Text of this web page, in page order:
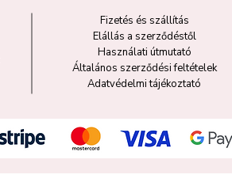
Fizetés és szállítás
Elállás a szerződéstől
Használati útmutató
Általános szerződési feltételek
Adatvédelmi tájékoztató